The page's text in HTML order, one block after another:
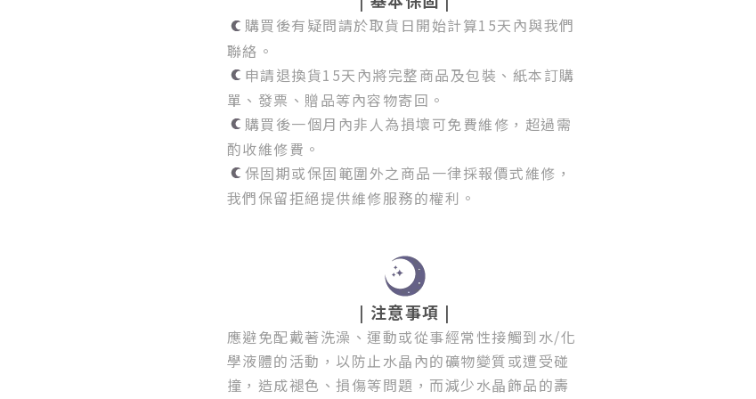
購買後有疑問請於取貨日開始計算15天內與我們
聯絡。
申請退換貨15天內將完整商品及包裝、紙本訂購
單、發票、贈品等內容物寄回。
購買後一個月內非人為損壞可免費維修，超過需
酌收維修費。
保固期或保固範圍外之商品一律採報價式維修，
我們保留拒絕提供維修服務的權利。
| 注意事項 |
應避免配戴著洗澡、運動或從事經常性接觸到水/化
學液體的活動，以防止水晶內的礦物變質或遭受碰
撞，造成褪色、損傷等問題，而減少水晶飾品的壽